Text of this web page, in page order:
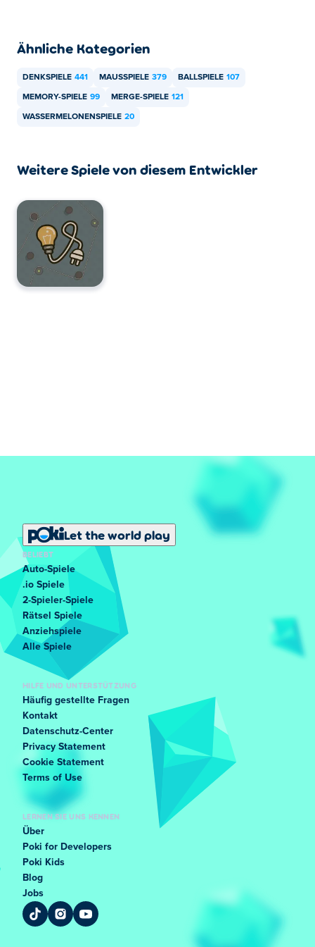
Ähnliche Kategorien
DENKSPIELE 441 MAUSSPIELE 379 BALLSPIELE 107
MEMORY-SPIELE 99 MERGE-SPIELE 121
WASSERMELONENSPIELE 20
Weitere Spiele von diesem Entwickler
Let the world play
BELIEBT
Auto-Spiele
.io Spiele
2-Spieler-Spiele
Rätsel Spiele
Anziehspiele
Alle Spiele
HILFE UND UNTERSTÜTZUNG
Häufig gestellte Fragen
Kontakt
Datenschutz-Center
Privacy Statement
Cookie Statement
Terms of Use
LERNEN SIE UNS KENNEN
Über
Poki for Developers
Poki Kids
Blog
Jobs